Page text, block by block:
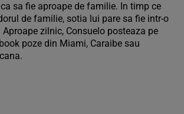
sa fie aproape de familie. In timp ce
de familie, sotia lui pare sa fie intr-o
zilnic, Consuelo posteaza pe
poze din Miami, Caraibe sau